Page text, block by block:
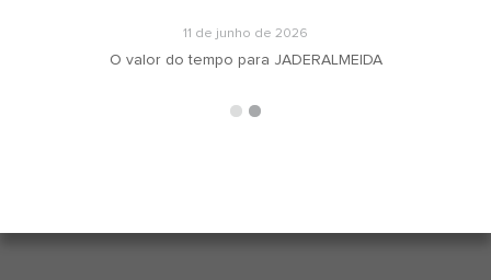
11 de junho de 2026
O valor do tempo para JADERALMEIDA